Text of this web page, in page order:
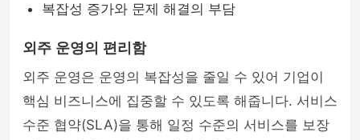
복잡성 증가와 문제 해결의 부담
외주 운영의 편리함
외주 운영은 운영의 복잡성을 줄일 수 있어 기업이
핵심 비즈니스에 집중할 수 있도록 해줍니다. 서비스
수준 협약(SLA)을 통해 일정 수준의 서비스를 보장